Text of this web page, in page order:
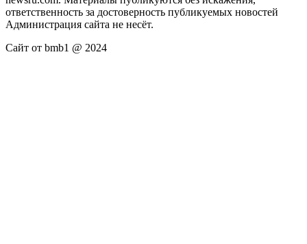
ответственность за достоверность публикуемых новостей
Администрация сайта не несёт.
Сайт от bmb1 @ 2024